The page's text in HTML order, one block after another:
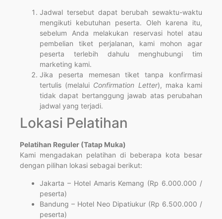
Jadwal tersebut dapat berubah sewaktu-waktu
mengikuti kebutuhan peserta. Oleh karena itu,
sebelum Anda melakukan reservasi hotel atau
pembelian tiket perjalanan, kami mohon agar
peserta terlebih dahulu menghubungi tim
marketing kami.
Jika peserta memesan tiket tanpa konfirmasi
tertulis (melalui Confirmation Letter), maka kami
tidak dapat bertanggung jawab atas perubahan
jadwal yang terjadi.
Lokasi Pelatihan
Pelatihan Reguler (Tatap Muka)
Kami mengadakan pelatihan di beberapa kota besar
dengan pilihan lokasi sebagai berikut:
Jakarta – Hotel Amaris Kemang (Rp 6.000.000 /
peserta)
Bandung – Hotel Neo Dipatiukur (Rp 6.500.000 /
peserta)